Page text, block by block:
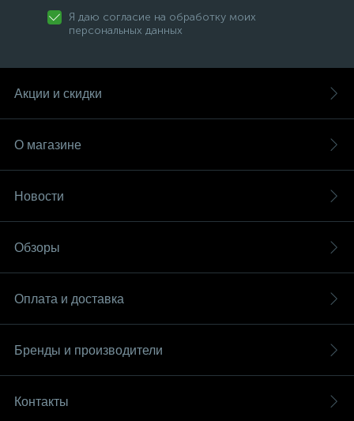
Я даю согласие на обработку моих
персональных данных
Акции и скидки
О магазине
Новости
Обзоры
Оплата и доставка
Бренды и производители
Контакты